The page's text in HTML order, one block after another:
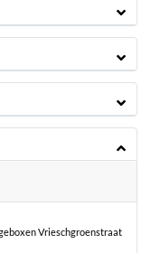
Vrieschgroenstraat